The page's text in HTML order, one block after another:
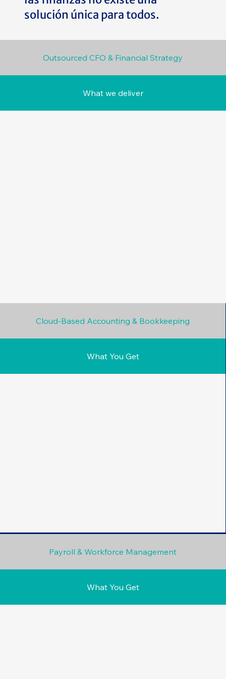
solución única para todos.
Outsourced CFO & Financial Strategy
What we deliver
Cloud-Based Accounting & Bookkeeping
What You Get
Payroll & Workforce Management
What You Get